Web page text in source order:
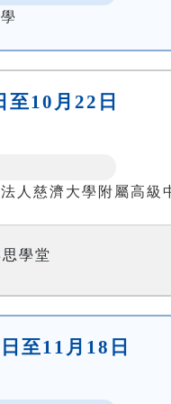
至10月22日
人慈濟大學附屬高級
學堂
至11月18日